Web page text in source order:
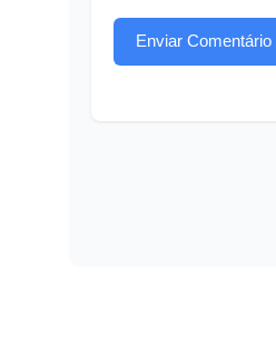
Enviar Comentário